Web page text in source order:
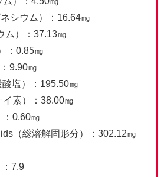
シウム）：16.64㎎
ム）：37.13㎎
：0.85㎎
9.90㎎
塩）：195.50㎎
素）：38.00㎎
：0.60㎎
（総溶解固形分）：302.12㎎
7.9